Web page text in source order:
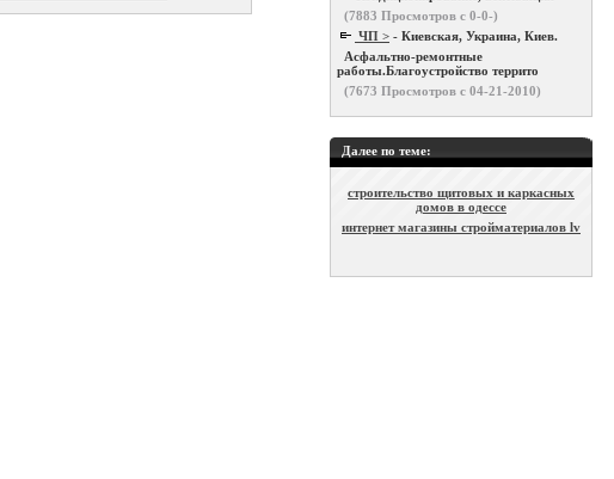
(7883 Просмотров с 0-0-)
ЧП > - Киевская, Украина, Киев.
Асфальтно-ремонтные
работы.Благоустройство террито
(7673 Просмотров с 04-21-2010)
Далее по теме:
строительство щитовых и каркасных
домов в одессе
интернет магазины стройматериалов lv